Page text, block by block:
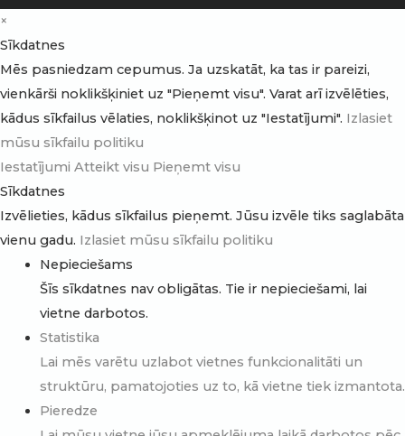
×
Sīkdatnes
Mēs pasniedzam cepumus. Ja uzskatāt, ka tas ir pareizi,
vienkārši noklikšķiniet uz "Pieņemt visu". Varat arī izvēlēties,
kādus sīkfailus vēlaties, noklikšķinot uz "Iestatījumi". Izlasiet
mūsu sīkfailu politiku
Iestatījumi Atteikt visu Pieņemt visu
Sīkdatnes
Izvēlieties, kādus sīkfailus pieņemt. Jūsu izvēle tiks saglabāta
vienu gadu. Izlasiet mūsu sīkfailu politiku
Nepieciešams
Šīs sīkdatnes nav obligātas. Tie ir nepieciešami, lai
vietne darbotos.
Statistika
Lai mēs varētu uzlabot vietnes funkcionalitāti un
struktūru, pamatojoties uz to, kā vietne tiek izmantota.
Pieredze